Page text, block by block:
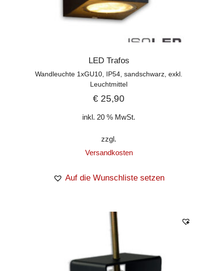
LED Trafos
Wandleuchte 1xGU10, IP54, sandschwarz, exkl.
Leuchtmittel
€ 25,90
inkl. 20 % MwSt.
zzgl.
Versandkosten
Auf die Wunschliste setzen